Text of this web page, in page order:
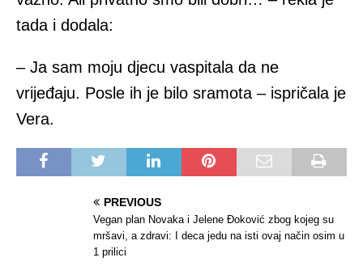
tada i dodala:
– Ja sam moju djecu vaspitala da ne
vrijeđaju. Posle ih je bilo sramota – ispričala je
Vera.
PREVIOUS
Vegan plan Novaka i Jelene Đoković zbog kojeg su
mršavi, a zdravi: I deca jedu na isti ovaj način osim u
1 prilici